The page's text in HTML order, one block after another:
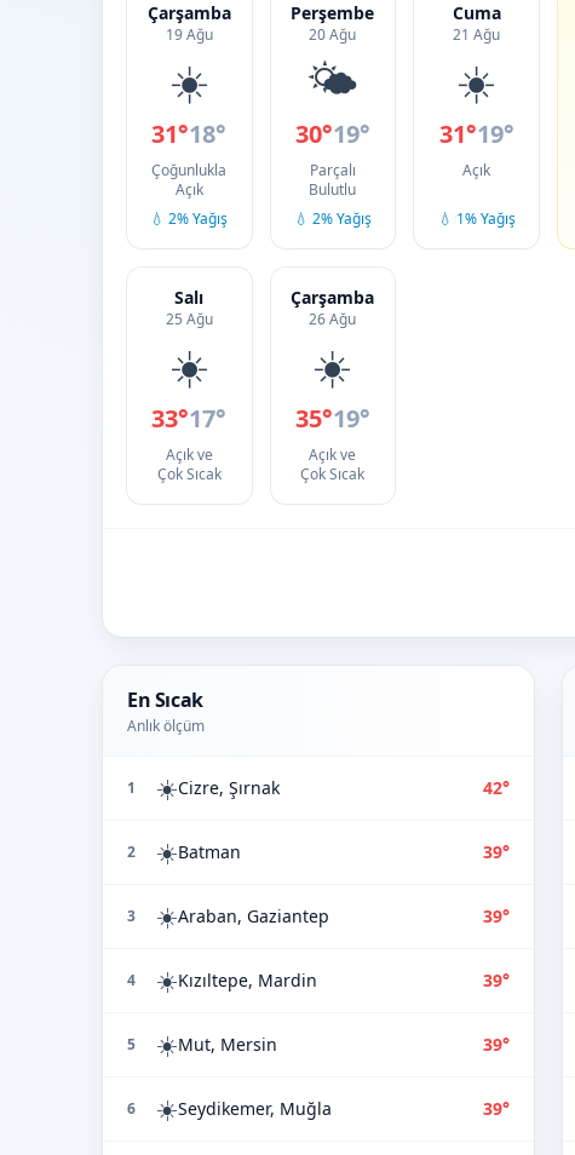
Çarşamba
19 Ağu
☀️
31°18°
Çoğunlukla
Açık
💧 2% Yağış
Perşembe
20 Ağu
🌤️
30°19°
Parçalı
Bulutlu
💧 2% Yağış
Cuma
21 Ağu
☀️
31°19°
Açık
💧 1% Yağış
Salı
25 Ağu
☀️
33°17°
Açık ve
Çok Sıcak
Çarşamba
26 Ağu
☀️
35°19°
Açık ve
Çok Sıcak
En Sıcak
Anlık ölçüm
1 ☀️Cizre, Şırnak 42°
2 ☀️Batman 39°
3 ☀️Araban, Gaziantep 39°
4 ☀️Kızıltepe, Mardin 39°
5 ☀️Mut, Mersin 39°
6 ☀️Seydikemer, Muğla 39°